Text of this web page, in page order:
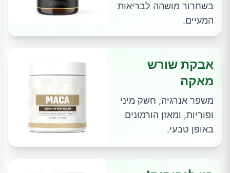
בשחרור מושהה לבריאות
המעיים.
אבקת שורש
מאקה
משפר אנרגיה, חשק מיני
ופוריות, ומאזן הורמונים
באופן טבעי.